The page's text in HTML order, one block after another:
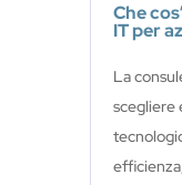
Che
IT per
La
scegliere